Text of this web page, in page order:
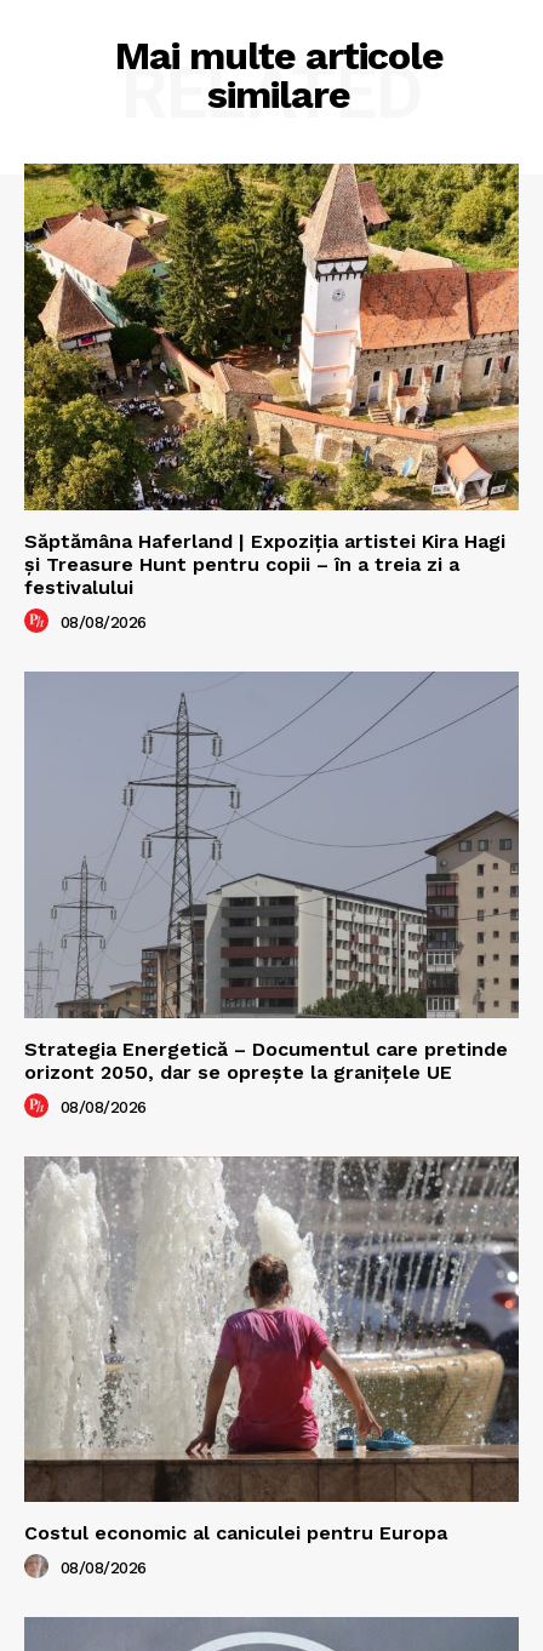
Mai multe articole
similare
RELATED
Săptămâna Haferland | Expoziţia artistei Kira Hagi
şi Treasure Hunt pentru copii – în a treia zi a
festivalului
08/08/2026
Strategia Energetică – Documentul care pretinde
orizont 2050, dar se oprește la granițele UE
08/08/2026
Costul economic al caniculei pentru Europa
08/08/2026